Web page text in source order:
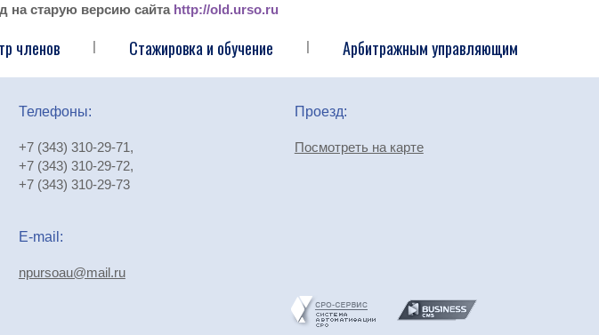
на старую версию сайта http://old.urso.ru
членов | Стажировка и обучение | Арбитражным управляющим
Телефоны:
+7 (343) 310-29-71,
+7 (343) 310-29-72,
+7 (343) 310-29-73
E-mail:
npursoau@mail.ru
Проезд:
Посмотреть на карте